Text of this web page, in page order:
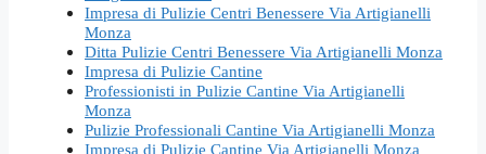
Impresa di Pulizie Centri Benessere Via Artigianelli
Monza
Ditta Pulizie Centri Benessere Via Artigianelli Monza
Impresa di Pulizie Cantine
Professionisti in Pulizie Cantine Via Artigianelli
Monza
Pulizie Professionali Cantine Via Artigianelli Monza
Impresa di Pulizie Cantine Via Artigianelli Monza